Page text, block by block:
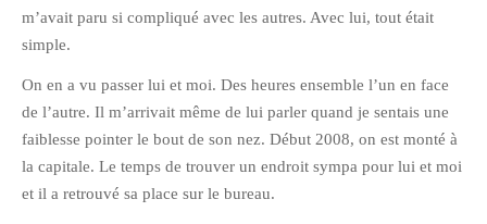
m’avait paru si compliqué avec les autres. Avec lui, tout était
simple.
On en a vu passer lui et moi. Des heures ensemble l’un en face
de l’autre. Il m’arrivait même de lui parler quand je sentais une
faiblesse pointer le bout de son nez. Début 2008, on est monté à
la capitale. Le temps de trouver un endroit sympa pour lui et moi
et il a retrouvé sa place sur le bureau.